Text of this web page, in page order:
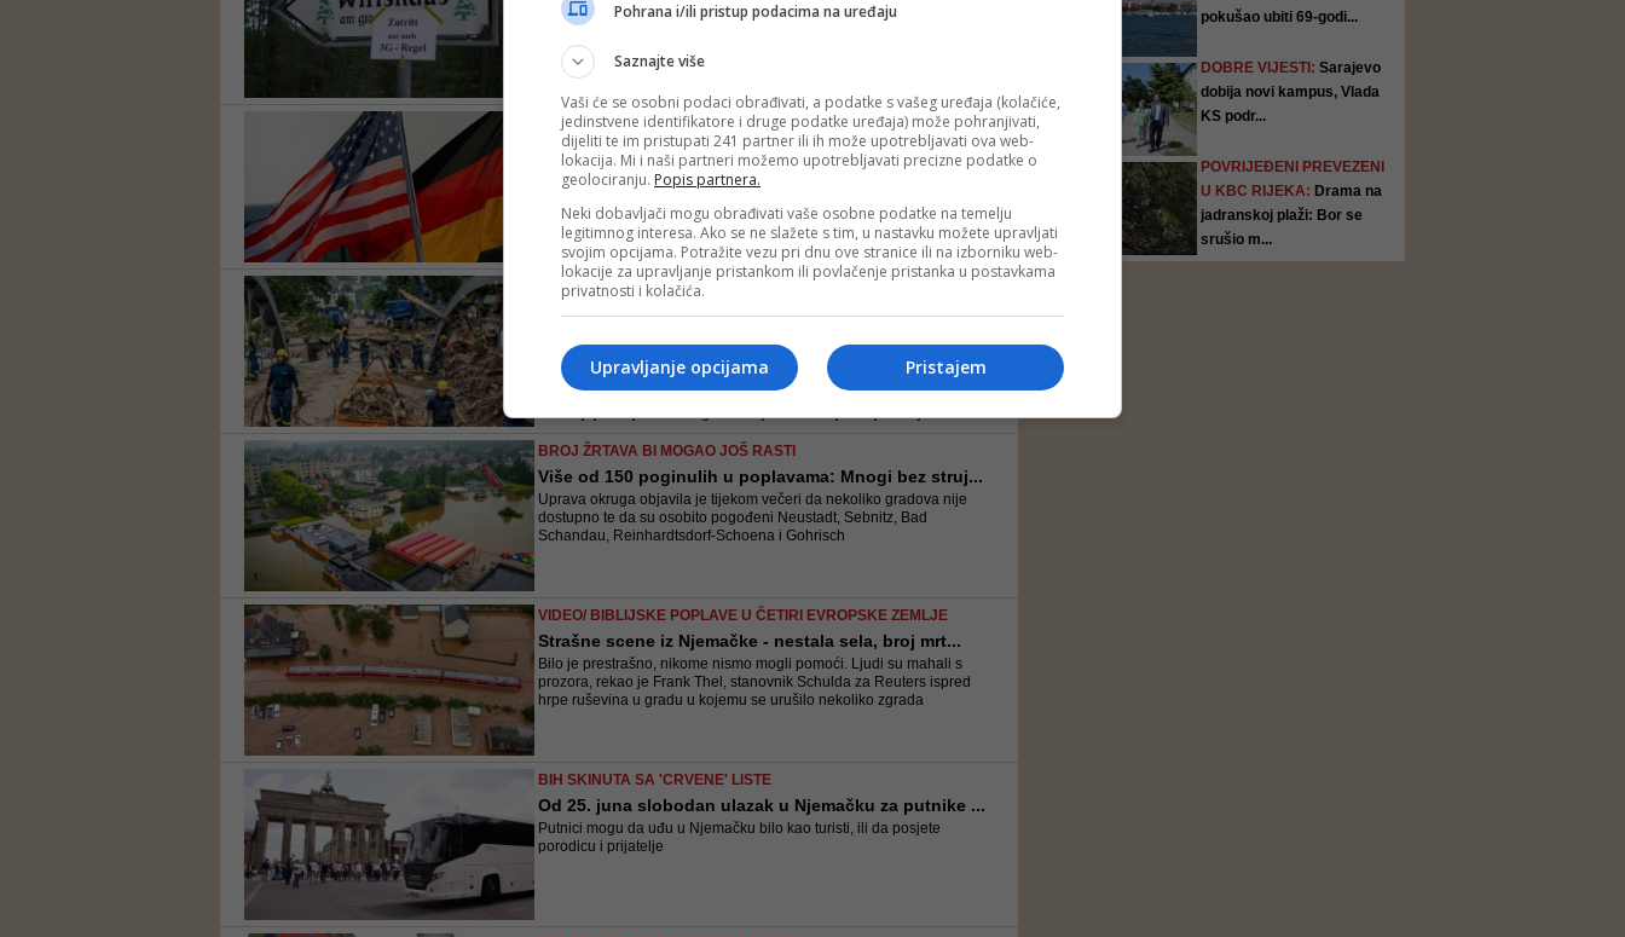
Gradovi i općine mogu ta pravila izuzeti ako sedmodnevna
incidencija u jednom okrugu na prelazi vrijednost od 35. Obveza
nošenja maske i održavanja razmaka u maloprodaji i javnom
prijevozu ostaje na snazi za sve bez obzira na to radi li se o
cijepljenima, o...
VIŠEGODIŠNJI ZASTOJ NA MNOGIM POLJIMA
Ofanziva SAD-a i Njemačke na Zapadnom Balkanu: 'U
područje je na kojem u dužem periodu vlada zastoj na polju
vladavine prava, demokratizacije, pa i ekonomskog napretka
NOVINARI BRITANSKOG 'GUARDIANA' POSJETILI PODRUČJE
Novinari britanskog The Guardiana otišli su u Bad Neuenahr-
Ahrweiler osam dana nakon strahovitih poplava i zatekli Ulricha kako
stoji među ruševinama kuće i govori kako konačno može disati i
zahvaljuje čovjeku na bageru. On je dobrovoljac koji zadnjih nekol...
BROJ ŽRTAVA BI MOGAO JOŠ RASTI
Više od 150 poginulih u poplavama: Mnogi bez struj...
Uprava okruga objavila je tijekom večeri da nekoliko gradova nije
dostupno te da su osobito pogođeni Neustadt, Sebnitz, Bad
Schandau, Reinhardtsdorf-Schoena i Gohrisch
VIDEO/ BIBLIJSKE POPLAVE U ČETIRI EVROPSKE ZEMLJE
Strašne scene iz Njemačke - nestala sela, broj mrt...
Bilo je prestrašno, nikome nismo mogli pomoći. Ljudi su mahali s
prozora, rekao je Frank Thel, stanovnik Schulda za Reuters ispred
hrpe ruševina u gradu u kojemu se urušilo nekoliko zgrada
BIH SKINUTA SA 'CRVENE' LISTE
Od 25. juna slobodan ulazak u Njemačku za putnike ...
Putnici mogu da uđu u Njemačku bilo kao turisti, ili da posjete
porodicu i prijatelje
pokušao ubiti 69-godi...
DOBRE VIJESTI: Sarajevo
dobija novi kampus, Vlada
KS podr...
POVRIJEĐENI PREVEZENI
U KBC RIJEKA: Drama na
jadranskoj plaži: Bor se
srušio m...
Pohrana i/ili pristup podacima na uređaju
Saznajte više
Vaši će se osobni podaci obrađivati, a podatke s vašeg uređaja (kolačiće,
jedinstvene identifikatore i druge podatke uređaja) može pohranjivati,
dijeliti te im pristupati 241 partner ili ih može upotrebljavati ova web-
lokacija. Mi i naši partneri možemo upotrebljavati precizne podatke o
geolociranju. Popis partnera.
Neki dobavljači mogu obrađivati vaše osobne podatke na temelju
legitimnog interesa. Ako se ne slažete s tim, u nastavku možete upravljati
svojim opcijama. Potražite vezu pri dnu ove stranice ili na izborniku web-
lokacije za upravljanje pristankom ili povlačenje pristanka u postavkama
privatnosti i kolačića.
Pristajem
Upravljanje opcijama